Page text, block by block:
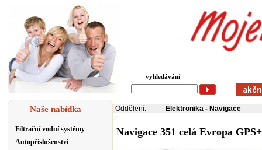
vyhledávání
Naše nabídka
Filtrační vodní systémy
Autopříslušenství
Oddělení: Elektronika - Navigace
Navigace 351 celá Evropa